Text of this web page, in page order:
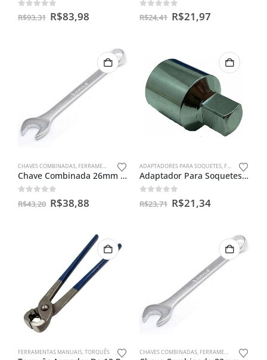
out of 5
R$93,31 R$83,98 out of 5
R$24,41 R$21,97
CHAVES COMBINADAS, FERRAMENTAS MANUAIS
Chave Combinada 26mm Mayle
out of 5
R$43,20 R$38,88
ADAPTADORES PARA SOQUETES, FERRAMENTAS MANUAIS
Adaptador Para Soquetes Entra 1/2 Sai 3/8 Macho Em Aço Cr-v
out of 5
R$23,71 R$21,34
FERRAMENTAS MANUAIS,TORQUÊS CHAVES COMBINADAS, FERRAMENTAS MANUAIS